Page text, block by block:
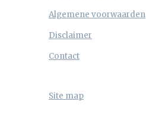
Algemene voorwaarden
Disclaimer
Contact
Site map